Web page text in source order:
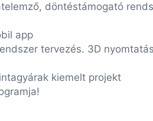
döntéstámogató
app
tervezés. 3D
kiemelt projekt